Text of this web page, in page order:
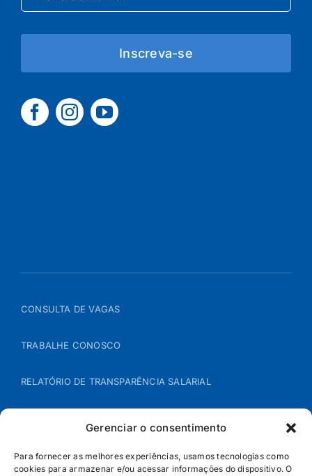
Gerenciar o consentimento
Para fornecer as melhores experiências, usamos tecnologias como
cookies para armazenar e/ou acessar informações do dispositivo. O
Inscreva-se
CONSULTA DE VAGAS
TRABALHE CONOSCO
RELATÓRIO DE TRANSPARÊNCIA SALARIAL
POLÍTICA DE COOKIES